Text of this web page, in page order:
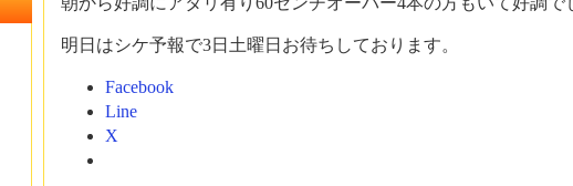
明日はシケ予報で3日土曜日お待ちしております。
Facebook
Line
X